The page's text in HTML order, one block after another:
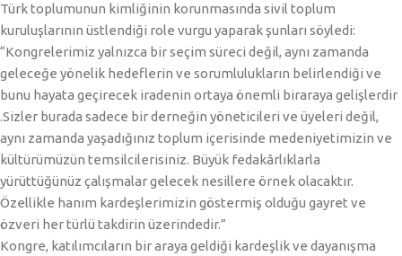
Türk toplumunun kimliğinin korunmasında sivil toplum
kuruluşlarının üstlendiği role vurgu yaparak şunları söyledi:
“Kongrelerimiz yalnızca bir seçim süreci değil, aynı zamanda
geleceğe yönelik hedeflerin ve sorumlulukların belirlendiği ve
bunu hayata geçirecek iradenin ortaya önemli biraraya gelişlerdir
.Sizler burada sadece bir derneğin yöneticileri ve üyeleri değil,
aynı zamanda yaşadığınız toplum içerisinde medeniyetimizin ve
kültürümüzün temsilcilerisiniz. Büyük fedakârlıklarla
yürüttüğünüz çalışmalar gelecek nesillere örnek olacaktır.
Özellikle hanım kardeşlerimizin göstermiş olduğu gayret ve
özveri her türlü takdirin üzerindedir.”
Kongre, katılımcıların bir araya geldiği kardeşlik ve dayanışma